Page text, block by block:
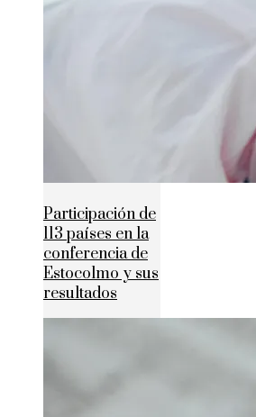
Participación de
113 países en la
conferencia de
Estocolmo y sus
resultados